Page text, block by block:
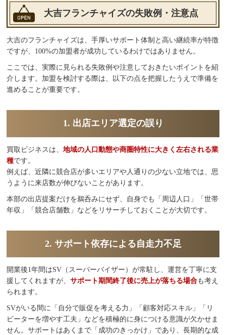
大吉フランチャイズの失敗例・注意点
大吉のフランチャイズは、手厚いサポート体制と高い継続率が特徴
ですが、100%の加盟者が成功しているわけではありません。
ここでは、実際に見られる失敗例や注意しておきたいポイントを紹
介します。加盟を検討する際は、以下の点を把握したうえで準備を
進めることが重要です。
1. 出店エリア選定の誤り
買取ビジネスは、地域の人口動態や商圏特性に大きく左右される業
種です。
例えば、近隣に競合店が多いエリアや人通りの少ない立地では、思
うように来店数が伸びないことがあります。
本部の出店提案だけを鵜呑みにせず、自身でも「周辺人口」「世帯
年収」「競合店舗数」などをリサーチしておくことが大切です。
2. サポート依存による自走力不足
開業後1年間はSV（スーパーバイザー）が常駐し、運営を丁寧に支
援してくれますが、サポート期間終了後に売上が落ちる場合も考え
られます。
SVがいる間に「自分で販促を考える力」「顧客対応スキル」「リ
ピーターを増やす工夫」などを積極的に身につける意識が欠かせま
せん。サポートはあくまで「成功のきっかけ」であり、長期的な成